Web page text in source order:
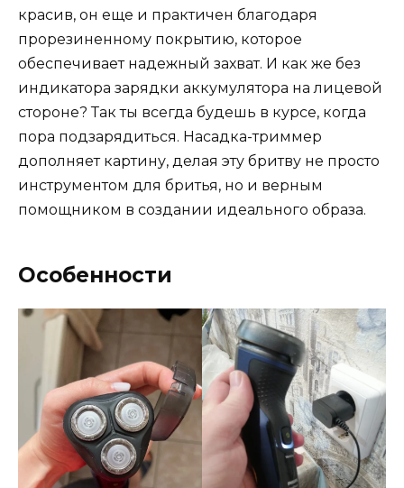
красив, он еще и практичен благодаря
прорезиненному покрытию, которое
обеспечивает надежный захват. И как же без
индикатора зарядки аккумулятора на лицевой
стороне? Так ты всегда будешь в курсе, когда
пора подзарядиться. Насадка-триммер
дополняет картину, делая эту бритву не просто
инструментом для бритья, но и верным
помощником в создании идеального образа.
Особенности